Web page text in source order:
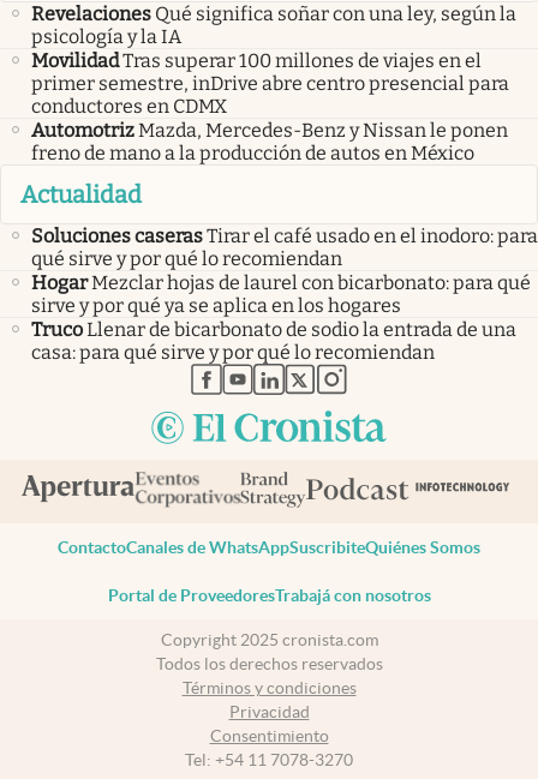
Revelaciones Qué significa soñar con una ley, según la
psicología y la IA
MovilidadTras superar 100 millones de viajes en el
primer semestre, inDrive abre centro presencial para
conductores en CDMX
AutomotrizMazda, Mercedes-Benz y Nissan le ponen
freno de mano a la producción de autos en México
Actualidad
Soluciones caserasTirar el café usado en el inodoro: para
qué sirve y por qué lo recomiendan
HogarMezclar hojas de laurel con bicarbonato: para qué
sirve y por qué ya se aplica en los hogares
TrucoLlenar de bicarbonato de sodio la entrada de una
casa: para qué sirve y por qué lo recomiendan
abre en nueva pestaña
abre en nueva pestaña
abre en nueva pestaña
abre en nueva pestaña
abre en nueva pestaña
ContactoCanales de WhatsAppSuscribiteQuiénes Somos
Portal de ProveedoresTrabajá con nosotros
Copyright 2025 cronista.com
Todos los derechos reservados
Términos y condiciones
Privacidad
Consentimiento
Tel: +54 11 7078-3270